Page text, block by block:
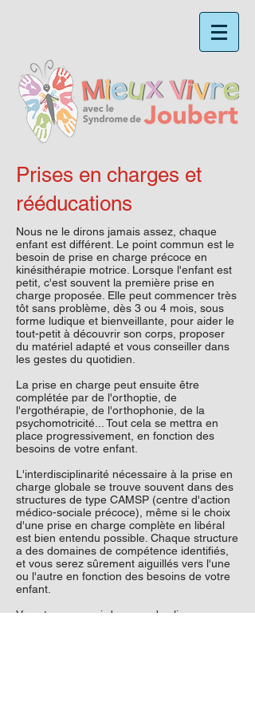
Prises en charges et
rééducations
Nous ne le dirons jamais assez, chaque
enfant est différent. Le point commun est le
besoin de prise en charge précoce en
kinésithérapie motrice. Lorsque l'enfant est
petit, c'est souvent la première prise en
charge proposée. Elle peut commencer très
tôt sans problème, dès 3 ou 4 mois, sous
forme ludique et bienveillante, pour aider le
tout-petit à découvrir son corps, proposer
du matériel adapté et vous conseiller dans
les gestes du quotidien.
La prise en charge peut ensuite être
complétée par de l'orthoptie, de
l'ergothérapie, de l'orthophonie, de la
psychomotricité... Tout cela se mettra en
place progressivement, en fonction des
besoins de votre enfant.
L'interdisciplinarité nécessaire à la prise en
charge globale se trouve souvent dans des
structures de type CAMSP (centre d'action
médico-sociale précoce), même si le choix
d'une prise en charge complète en libéral
est bien entendu possible. Chaque structure
a des domaines de compétence identifiés,
et vous serez sûrement aiguillés vers l'une
ou l'autre en fonction des besoins de votre
enfant.
Vous trouverez ci-dessous des liens vers